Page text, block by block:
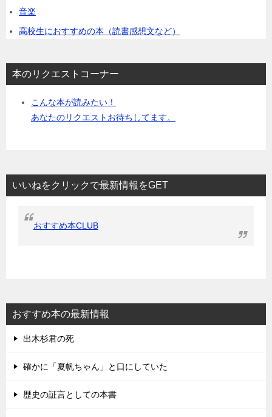
音楽
高校生におすすめの本（読書感想文など）
本のリクエストコーナー
こんな本が読みたい！
あなたのリクエストお待ちしてます。
いいねをクリックで最新情報をGET
おすすめ本CLUB
おすすめ本の最新情報
出木杉君の死
確かに「夏帆ちゃん」と口にしていた
歴史の証言としての本書